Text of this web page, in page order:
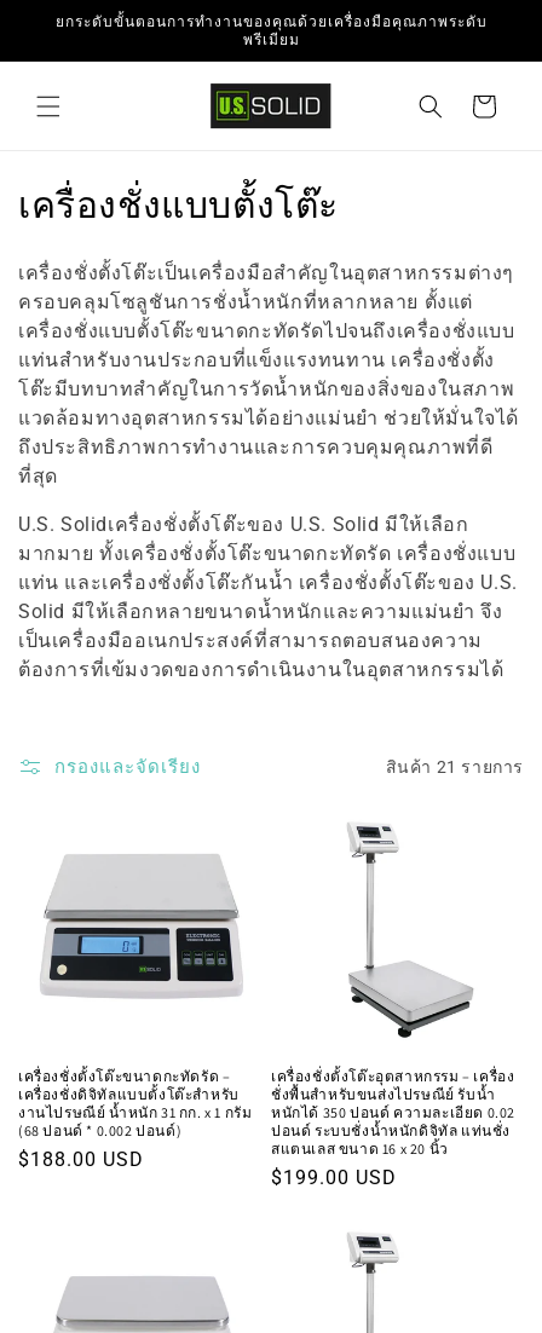
ยกระดับขั้นตอนการทำงานของคุณด้วยเครื่องมือคุณภาพระดับ
พรีเมียม
สินค้า
ค
ล
เ
ล
ก
ชั
น
:
เครื่องชั่งแบบตั้งโต๊ะ
เครื่องชั่งตั้งโต๊ะเป็นเครื่องมือสำคัญในอุตสาหกรรมต่างๆ
ครอบคลุมโซลูชันการชั่งน้ำหนักที่หลากหลาย ตั้งแต่
เครื่องชั่งแบบตั้งโต๊ะขนาดกะทัดรัดไปจนถึงเครื่องชั่งแบบ
แท่นสำหรับงานประกอบที่แข็งแรงทนทาน เครื่องชั่งตั้ง
โต๊ะมีบทบาทสำคัญในการวัดน้ำหนักของสิ่งของในสภาพ
แวดล้อมทางอุตสาหกรรมได้อย่างแม่นยำ ช่วยให้มั่นใจได้
ถึงประสิทธิภาพการทำงานและการควบคุมคุณภาพที่ดี
ที่สุด
U.S. Solidเครื่องชั่งตั้งโต๊ะของ U.S. Solid มีให้เลือก
มากมาย ทั้งเครื่องชั่งตั้งโต๊ะขนาดกะทัดรัด เครื่องชั่งแบบ
แท่น และเครื่องชั่งตั้งโต๊ะกันน้ำ เครื่องชั่งตั้งโต๊ะของ U.S.
Solid มีให้เลือกหลายขนาดน้ำหนักและความแม่นยำ จึง
เป็นเครื่องมืออเนกประสงค์ที่สามารถตอบสนองความ
ต้องการที่เข้มงวดของการดำเนินงานในอุตสาหกรรมได้
กรองและจัดเรียง สินค้า 21 รายการ
เครื่องชั่งตั้งโต๊ะขนาดกะทัดรัด –
เครื่องชั่งดิจิทัลแบบตั้งโต๊ะสำหรับ
งานไปรษณีย์ น้ำหนัก 31 กก. x 1 กรัม
(68 ปอนด์ * 0.002 ปอนด์)
ราคา
$188.00 USD
เครื่องชั่งตั้งโต๊ะอุตสาหกรรม – เครื่อง
ชั่งพื้นสำหรับขนส่งไปรษณีย์ รับน้ำ
หนักได้ 350 ปอนด์ ความละเอียด 0.02
ปอนด์ ระบบชั่งน้ำหนักดิจิทัล แท่นชั่ง
สแตนเลส ขนาด 16 x 20 นิ้ว
ราคา
$199.00 USD